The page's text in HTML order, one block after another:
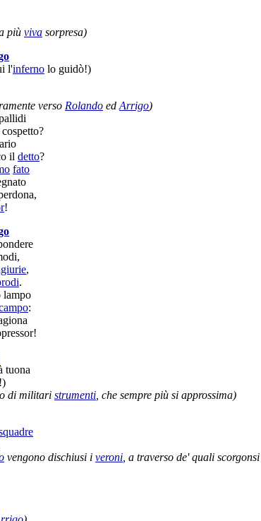
più viva sorpresa)
l'inferno lo guidò!)
verso Rolando ed Arrigo)
cospetto?
il detto?
fato
,
!
,
,
.
lampo
:
!
tuona
di militari strumenti , che sempre più si approssima)
vengono dischiusi i veroni , a traverso de' quali scorgonsi